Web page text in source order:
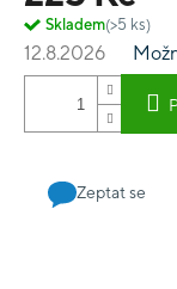
Skladem(>5 ks)
12.8.2026
Zeptat se